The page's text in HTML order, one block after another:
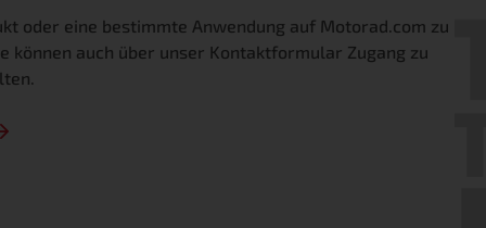
oder eine bestimmte Anwendung auf Motorad.com zu
können auch über unser Kontaktformular Zugang zu